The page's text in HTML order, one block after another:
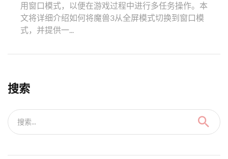
用窗口模式，以便在游戏过程中进行多任务操作。本
文将详细介绍如何将魔兽3从全屏模式切换到窗口模
式，并提供一...
搜索
搜索...